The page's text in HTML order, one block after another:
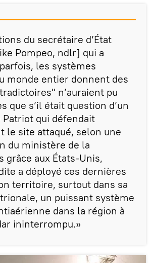
du secrétaire d’État
Pompeo, ndlr] qui a
les systèmes
monde entier donnent des
n’auraient pu
que s’il était question d’un
qui défendait
le site attaqué, selon une
du ministère de la
grâce aux États-Unis,
a déployé ces dernières
territoire, surtout dans sa
un puissant système
dans la région à
ininterrompu.»